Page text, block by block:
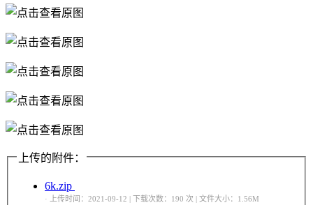
上传的附件：
6k.zip
· 上传时间：2021-09-12 | 下载次数：190 次 | 文件大小：1.56M